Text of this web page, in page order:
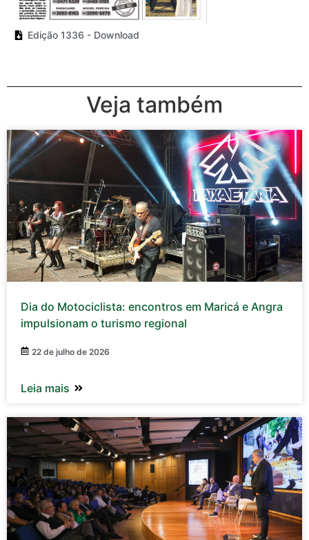
Edição 1336 - Download
Veja também
Dia do Motociclista: encontros em Maricá e Angra
impulsionam o turismo regional
22 de julho de 2026
Leia mais